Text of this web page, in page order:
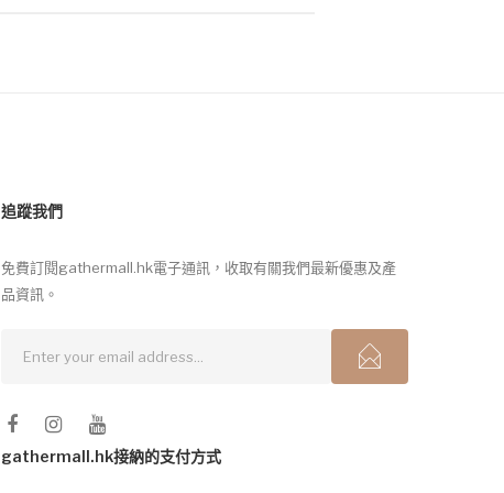
追蹤我們
免費訂閱gathermall.hk電子通訊，收取有關我們最新優惠及產
品資訊。
gathermall.hk接納的支付方式